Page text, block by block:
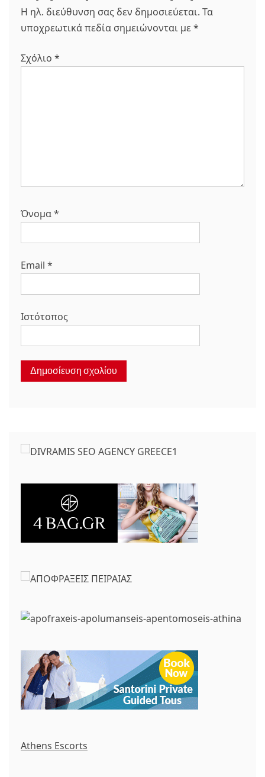
Η ηλ. διεύθυνση σας δεν δημοσιεύεται. Τα
υποχρεωτικά πεδία σημειώνονται με *
Σχόλιο *
Όνομα*
Email *
Ιστότοπος
Athens Escorts